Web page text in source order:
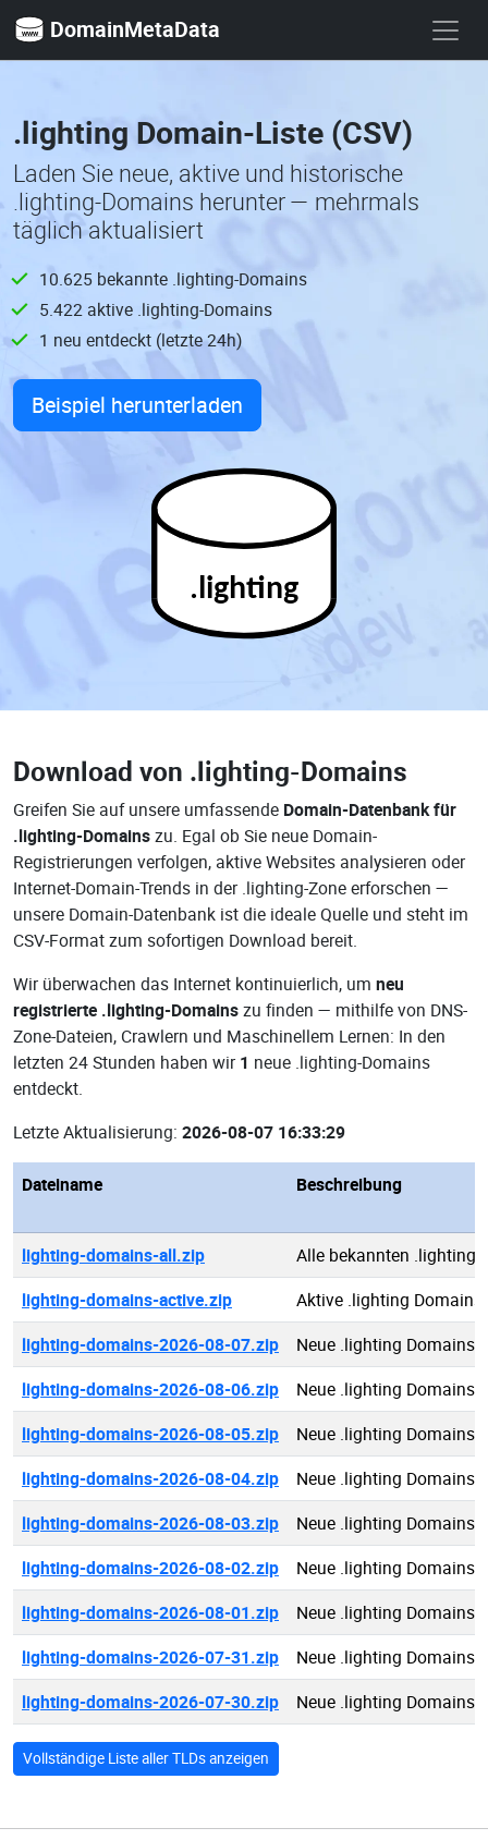
DomainMetaData
.lighting Domain-Liste (CSV)
Laden Sie neue, aktive und historische
.lighting-Domains herunter — mehrmals
täglich aktualisiert
10.625 bekannte .lighting-Domains
5.422 aktive .lighting-Domains
1 neu entdeckt (letzte 24h)
Beispiel herunterladen
.lighting
Download von .lighting-Domains
Greifen Sie auf unsere umfassende Domain-Datenbank für
.lighting-Domainszu. Egal ob Sie neue Domain-
Registrierungen verfolgen, aktive Websites analysieren oder
Internet-Domain-Trends in der .lighting-Zone erforschen —
unsere Domain-Datenbank ist die ideale Quelle und steht im
CSV-Format zum sofortigen Download bereit.
Wir überwachen das Internet kontinuierlich, um neu
registrierte .lighting-Domainszu finden — mithilfe von DNS-
Zone-Dateien, Crawlern und Maschinellem Lernen: In den
letzten 24 Stunden haben wir 1 neue .lighting-Domains
entdeckt.
Letzte Aktualisierung: 2026-08-07 16:33:29
Dateiname Beschreibung
lighting-domains-all.zip
Alle bekannten .lighting
lighting-domains-active.zip
Aktive .lighting Domains
lighting-domains-2026-08-07.zip
Neue .lighting Domains
lighting-domains-2026-08-06.zip
Neue .lighting Domains
lighting-domains-2026-08-05.zip
Neue .lighting Domains
lighting-domains-2026-08-04.zip
Neue .lighting Domains
lighting-domains-2026-08-03.zip
Neue .lighting Domains
lighting-domains-2026-08-02.zip
Neue .lighting Domains
lighting-domains-2026-08-01.zip
Neue .lighting Domains
lighting-domains-2026-07-31.zip
Neue .lighting Domains
lighting-domains-2026-07-30.zip
Neue .lighting Domains
Vollständige Liste aller TLDs anzeigen